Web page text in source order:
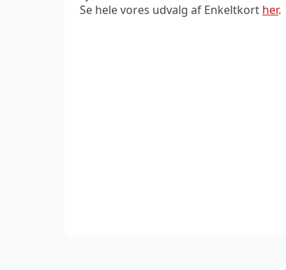
Se hele vores udvalg af Enkeltkort her.